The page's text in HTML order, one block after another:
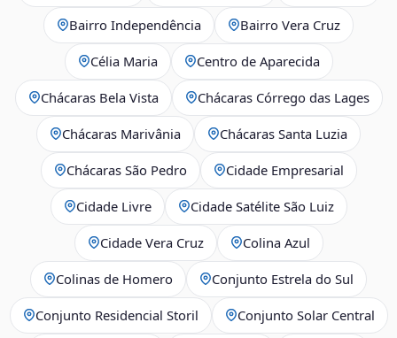
Bairro Independência Bairro Vera Cruz
Célia Maria Centro de Aparecida
Chácaras Bela Vista Chácaras Córrego das Lages
Chácaras Marivânia Chácaras Santa Luzia
Chácaras São Pedro Cidade Empresarial
Cidade Livre Cidade Satélite São Luiz
Cidade Vera Cruz Colina Azul
Colinas de Homero Conjunto Estrela do Sul
Conjunto Residencial Storil Conjunto Solar Central